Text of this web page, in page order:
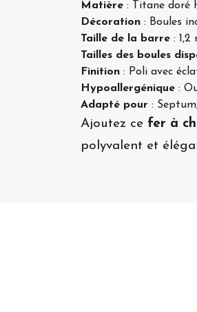
Matière : Titane doré
Décoration : Boules
Taille de la barre : 1,2
Tailles des boules
Finition : Poli avec
Hypoallergénique :
Adapté pour :
Ajoutez ce fer à
polyvalent et